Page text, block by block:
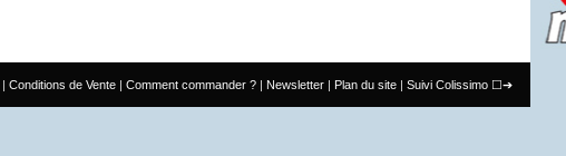
Conditions de Vente Comment commander ? Newsletter Plan du site Suivi Colissimo